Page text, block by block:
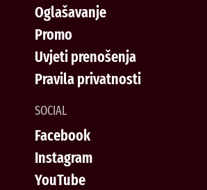
Oglašavanje
Promo
Uvjeti prenošenja
Pravila privatnosti
SOCIAL
Facebook
Instagram
YouTube